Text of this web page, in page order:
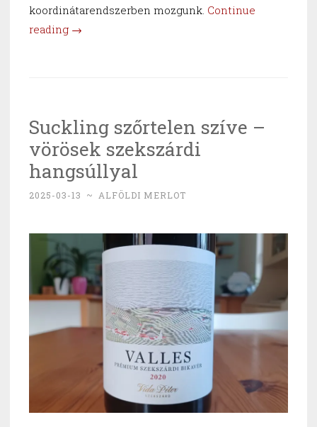
koordinátarendszerben mozgunk. Continue
reading “Olcsó
→
Suckling szőrtelen szíve –
vörösek szekszárdi
hangsúllyal
2025-03-13 ~ ALFÖLDI MERLOT